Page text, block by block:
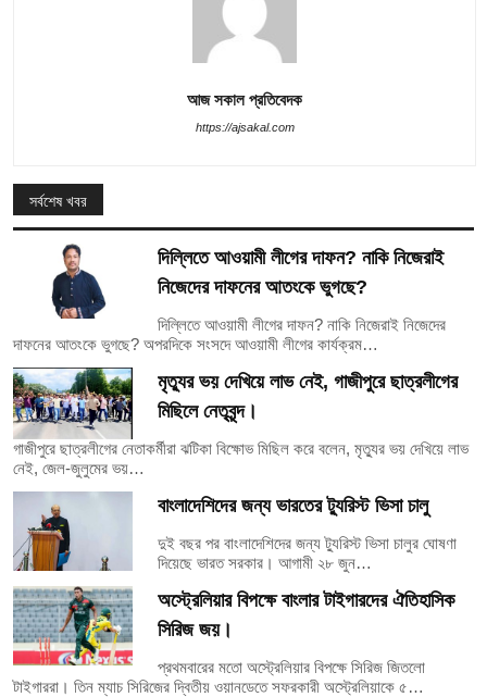
আজ সকাল প্রতিবেদক
https://ajsakal.com
সর্বশেষ খবর
দিল্লিতে আওয়ামী লীগের দাফন? নাকি নিজেরাই
নিজেদের দাফনের আতংকে ভুগছে?
দিল্লিতে আওয়ামী লীগের দাফন? নাকি নিজেরাই নিজেদের
দাফনের আতংকে ভুগছে? অপরদিকে সংসদে আওয়ামী লীগের কার্যক্রম…
মৃত্যুর ভয় দেখিয়ে লাভ নেই, গাজীপুরে ছাত্রলীগের
মিছিলে নেতৃবৃন্দ।
গাজীপুরে ছাত্রলীগের নেতাকর্মীরা ঝটিকা বিক্ষোভ মিছিল করে বলেন, মৃত্যুর ভয় দেখিয়ে লাভ
নেই, জেল-জুলুমের ভয়…
বাংলাদেশিদের জন্য ভারতের ট্যুরিস্ট ভিসা চালু
দুই বছর পর বাংলাদেশিদের জন্য ট্যুরিস্ট ভিসা চালুর ঘোষণা
দিয়েছে ভারত সরকার। আগামী ২৮ জুন…
অস্ট্রেলিয়ার বিপক্ষে বাংলার টাইগারদের ঐতিহাসিক
সিরিজ জয়।
প্রথমবারের মতো অস্ট্রেলিয়ার বিপক্ষে সিরিজ জিতলো
টাইগাররা। তিন ম্যাচ সিরিজের দ্বিতীয় ওয়ানডেতে সফরকারী অস্ট্রেলিয়াকে ৫…